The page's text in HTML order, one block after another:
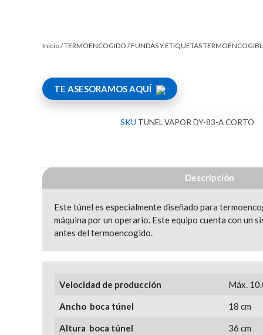
Inicio/TERMOENCOGIDO /FUNDAS Y ETIQUETAS
TE ASESORAMOS AQUÍ
SKU TUNEL VAPOR DY-83-A CORTO
Descripción
Este túnel es especialmente diseñado para
máquina por un operario. Este equipo cuenta con
antes del termoencogido.
Velocidad de producción Máx.
Ancho boca túnel 18 cm
Altura boca túnel 36 cm